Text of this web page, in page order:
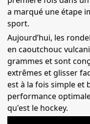
a marqué une étape
sport.
Aujourd’hui, les
en caoutchouc
grammes et sont
extrêmes et glisser
est à la fois simple et
performance
qu'est le hockey.